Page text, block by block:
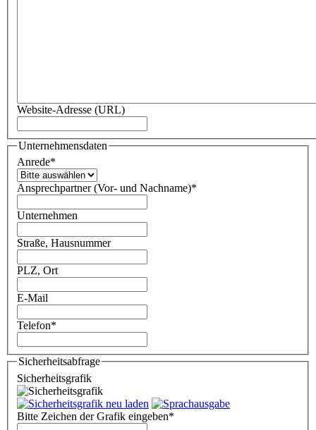
Website-Adresse (URL)
Unternehmensdaten
Anrede*
Ansprechpartner (Vor- und Nachname)*
Unternehmen
Straße, Hausnummer
PLZ, Ort
E-Mail
Telefon*
Sicherheitsabfrage
Sicherheitsgrafik
Bitte Zeichen der Grafik eingeben*